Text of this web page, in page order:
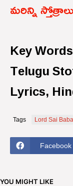
మరిన్ని
Key
Telugu
Lyrics,
Tags Lord Sai
Facebook
YOU MIGHT LIKE